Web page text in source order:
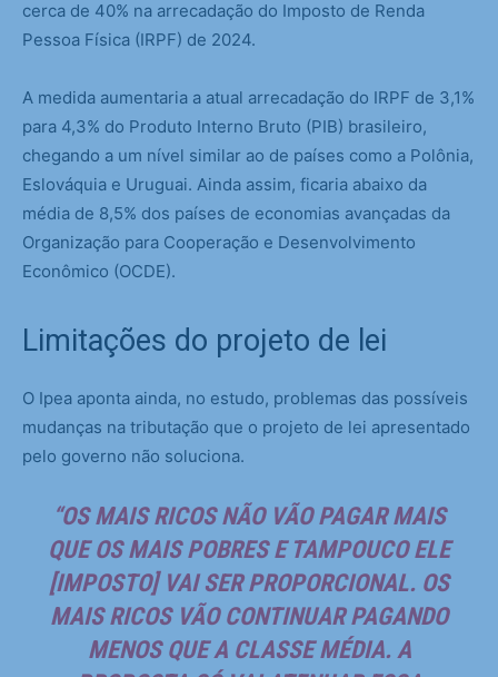
cerca de 40% na arrecadação do Imposto de Renda
Pessoa Física (IRPF) de 2024.
A medida aumentaria a atual arrecadação do IRPF de 3,1%
para 4,3% do Produto Interno Bruto (PIB) brasileiro,
chegando a um nível similar ao de países como a Polônia,
Eslováquia e Uruguai. Ainda assim, ficaria abaixo da
média de 8,5% dos países de economias avançadas da
Organização para Cooperação e Desenvolvimento
Econômico (OCDE).
Limitações do projeto de lei
O Ipea aponta ainda, no estudo, problemas das possíveis
mudanças na tributação que o projeto de lei apresentado
pelo governo não soluciona.
“OS MAIS RICOS NÃO VÃO PAGAR MAIS
QUE OS MAIS POBRES E TAMPOUCO ELE
[IMPOSTO] VAI SER PROPORCIONAL. OS
MAIS RICOS VÃO CONTINUAR PAGANDO
MENOS QUE A CLASSE MÉDIA. A